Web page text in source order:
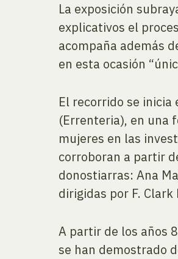
La exposición
explicativos el
acompaña además
en esta ocasión
El recorrido se
(Errenteria), en una
mujeres en las
corroboran a partir
donostiarras: Ana
dirigidas por F.
A partir de los años
se han demostrado